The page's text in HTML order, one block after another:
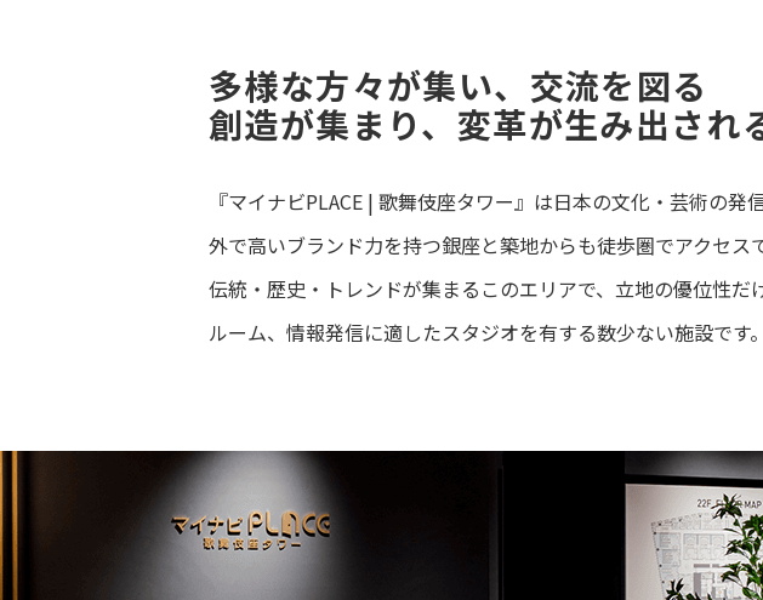
多様な方々が集い、交流を図る
創造が集まり、変革が生み出され
『マイナビPLACE | 歌舞伎座タワー』は日本の文化・芸術の
外で高いブランド力を持つ銀座と築地からも徒歩圏でアクセス
伝統・歴史・トレンドが集まるこのエリアで、立地の優位性
ルーム、情報発信に適したスタジオを有する数少ない施設です。